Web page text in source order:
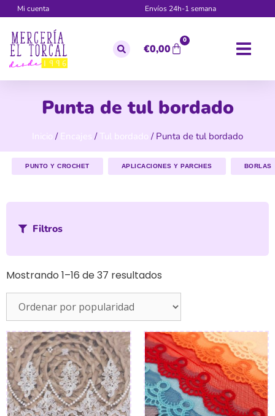
Mi cuenta Envíos 24h-1 semana
€0,00
0
Punta de tul bordado
Inicio / Encajes / Tul bordado / Punta de tul bordado
PUNTO Y CROCHET APLICACIONES Y PARCHES BORLAS
Filtros
Mostrando 1–16 de 37 resultados